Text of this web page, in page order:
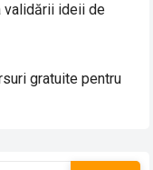
validării ideii de
gratuite pentru